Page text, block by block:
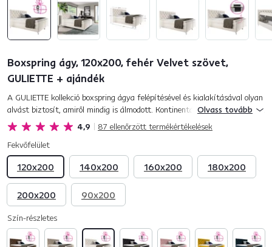
Boxspring ágy, 120x200, fehér Velvet szövet,
GULIETTE + ajándék
4,9 87 ellenőrzött termékértékelések
A GULIETTE kollekció boxspring ágya felépítésével és kialakításával olyan
alvást biztosít, amiről mindig is álmodott. Kontinentális ágytípus, amely
manapság nagyon keresett a kényelem és a dizájn...
Olvass tovább
Fekvőfelület
120x200 140x200 160x200 180x200
200x200 90x200
Szín-részletes